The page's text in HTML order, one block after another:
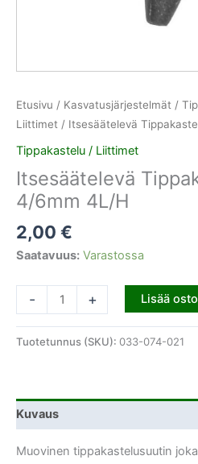
Etusivu / Kasvatusjärjestelmät /
Liittimet / Itsesäätelevä
Tippakastelu / Liittimet
Itsesäätelevä
4/6mm 4L/H
2,00 €
Saatavuus: Varastossa
- + Lisää
Tuotetunnus (SKU): 033-074-021
Kuvaus
Muovinen tippakastelusuutin